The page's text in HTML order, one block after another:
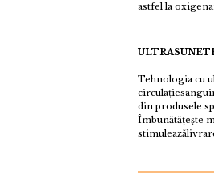
astfel la
Tehnologia cu
din produsele
Îmbunătățește